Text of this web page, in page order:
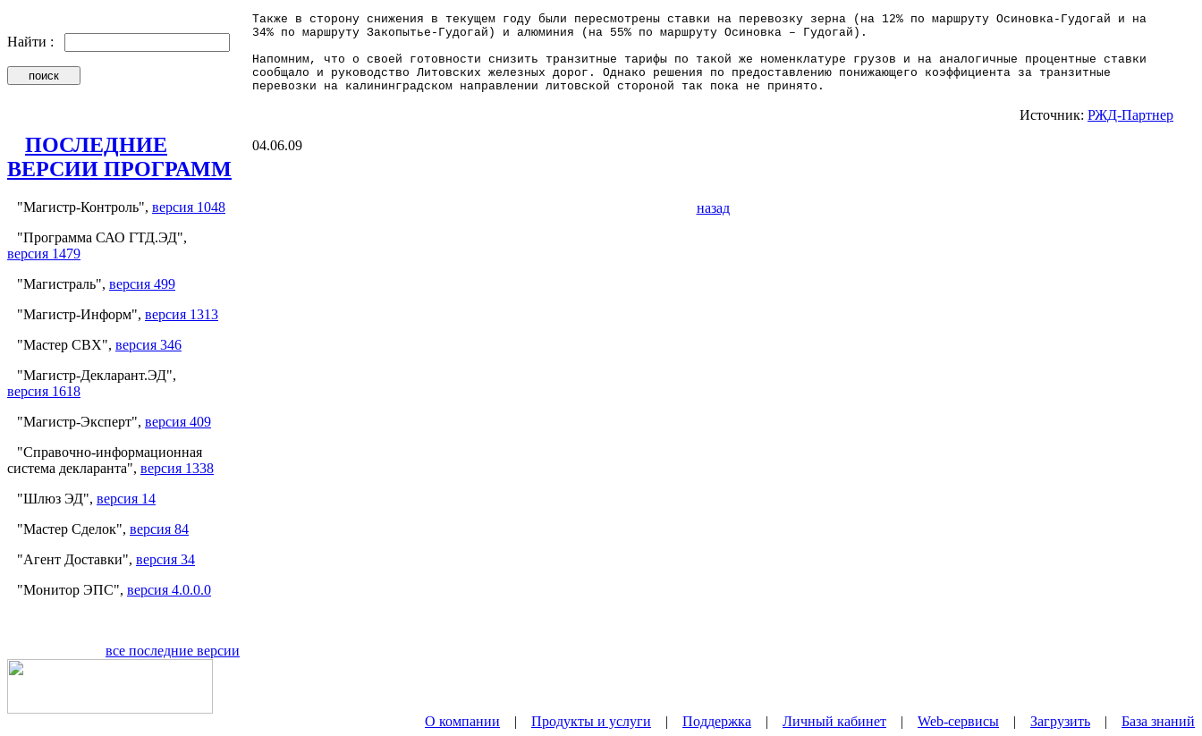
Найти :
ПОСЛЕДНИЕ
ВЕРСИИ ПРОГРАММ
"Магистр-Контроль", версия 1048
"Программа САО ГТД.ЭД",
версия 1479
"Магистраль", версия 499
"Магистр-Информ", версия 1313
"Мастер СВХ", версия 346
"Магистр-Декларант.ЭД",
версия 1618
"Магистр-Эксперт", версия 409
"Справочно-информационная
система декларанта", версия 1338
"Шлюз ЭД", версия 14
"Мастер Сделок", версия 84
"Агент Доставки", версия 34
"Монитор ЭПС", версия 4.0.0.0
все последние версии
Также в сторону снижения в текущем году были пересмотрены ставки на перевозку зерна (на 12% по маршруту Осиновка-Гудогай и на
34% по маршруту Закопытье-Гудогай) и алюминия (на 55% по маршруту Осиновка – Гудогай).
Напомним, что о своей готовности снизить транзитные тарифы по такой же номенклатуре грузов и на аналогичные процентные ставки
сообщало и руководство Литовских железных дорог. Однако решения по предоставлению понижающего коэффициента за транзитные
перевозки на калининградском направлении литовской стороной так пока не принято.
Источник: РЖД-Партнер
04.06.09
назад
О компании | Продукты и услуги | Поддержка | Личный кабинет | Web-сервисы | Загрузить | База знаний